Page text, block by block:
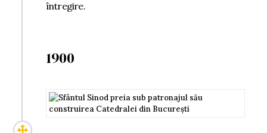
întregire.
1900